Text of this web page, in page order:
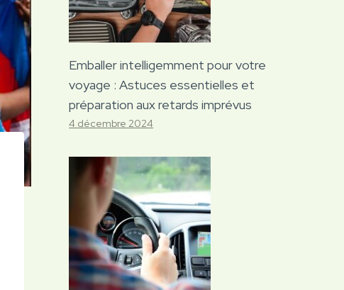
Emballer intelligemment pour votre
voyage : Astuces essentielles et
préparation aux retards imprévus
4 décembre 2024